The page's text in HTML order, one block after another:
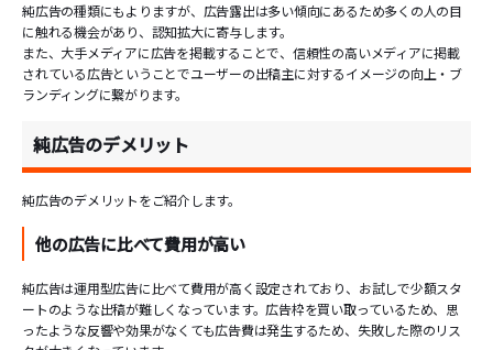
純広告の種類にもよりますが、広告露出は多い傾向にあるため多くの人の目
に触れる機会があり、認知拡大に寄与します。
また、大手メディアに広告を掲載することで、信頼性の高いメディアに掲載
されている広告ということでユーザーの出稿主に対するイメージの向上・ブ
ランディングに繋がります。
純広告のデメリット
純広告のデメリットをご紹介します。
他の広告に比べて費用が高い
純広告は運用型広告に比べて費用が高く設定されており、お試しで少額スタ
ートのような出稿が難しくなっています。広告枠を買い取っているため、思
ったような反響や効果がなくても広告費は発生するため、失敗した際のリス